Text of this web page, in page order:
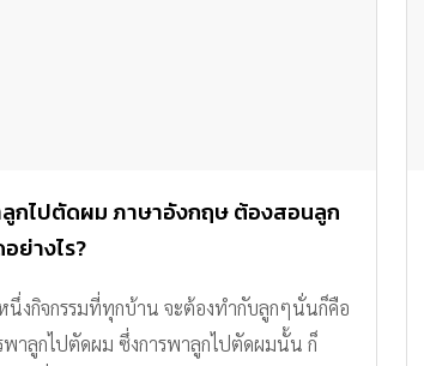
กไปตัดผม ภาษาอังกฤษ ต้องสอนลูก
ย่างไร?
นึ่งกิจกรรมที่ทุกบ้าน จะต้องทำกับลูกๆนั่นก็คือ
พาลูกไปตัดผม ซึ่งการพาลูกไปตัดผมนั้น ก็